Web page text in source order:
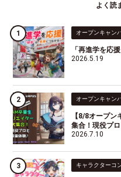
よく読
オープンキャン
「再進学を応
2026.5.19
オープンキャン
【8/8オープ
集合！現役プ
2026.7.10
キャラクターコ